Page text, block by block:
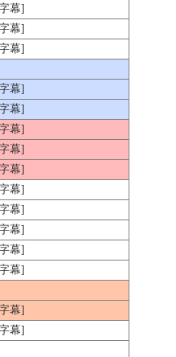
幕]
幕]
幕]
幕]
幕]
幕]
幕]
幕]
幕]
幕]
幕]
幕]
幕]
幕]
幕]